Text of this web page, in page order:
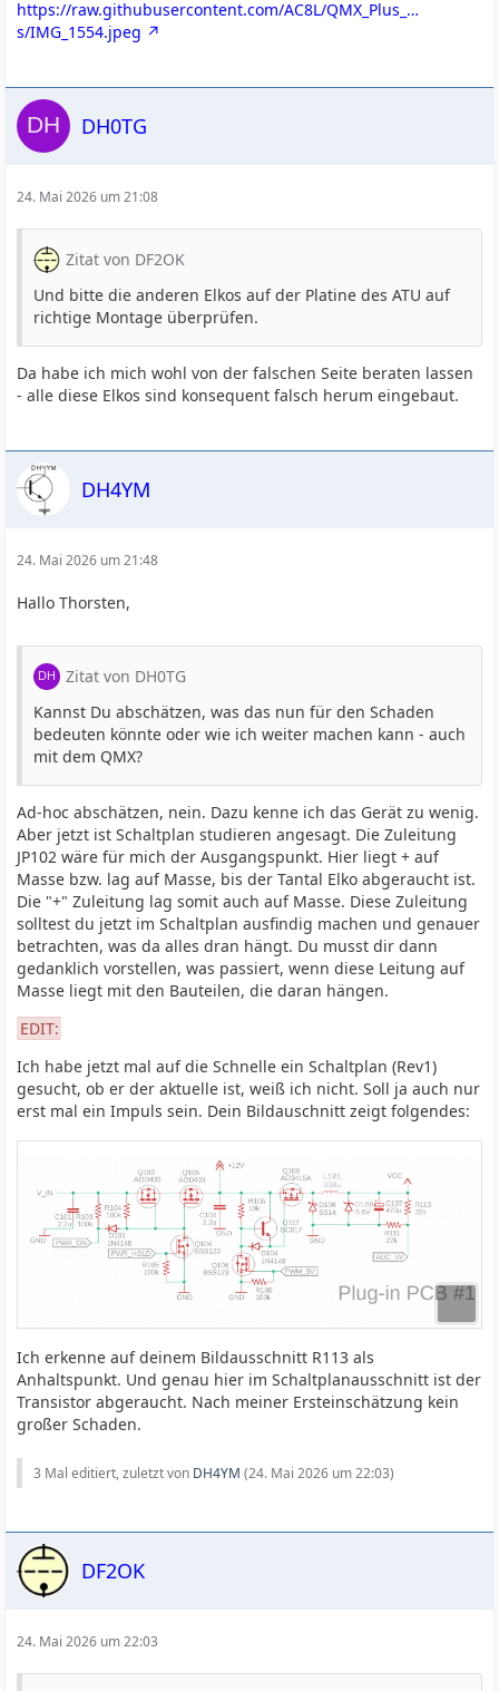
https://raw.githubusercontent.com/AC8L/QMX_Plus_…
s/IMG_1554.jpeg
DH0TG
24. Mai 2026 um 21:08
Zitat von DF2OK
Und bitte die anderen Elkos auf der Platine des ATU auf
richtige Montage überprüfen.
Da habe ich mich wohl von der falschen Seite beraten lassen
- alle diese Elkos sind konsequent falsch herum eingebaut.
DH4YM
24. Mai 2026 um 21:48
Hallo Thorsten,
Zitat von DH0TG
Kannst Du abschätzen, was das nun für den Schaden
bedeuten könnte oder wie ich weiter machen kann - auch
mit dem QMX?
Ad-hoc abschätzen, nein. Dazu kenne ich das Gerät zu wenig.
Aber jetzt ist Schaltplan studieren angesagt. Die Zuleitung
JP102 wäre für mich der Ausgangspunkt. Hier liegt + auf
Masse bzw. lag auf Masse, bis der Tantal Elko abgeraucht ist.
Die "+" Zuleitung lag somit auch auf Masse. Diese Zuleitung
solltest du jetzt im Schaltplan ausfindig machen und genauer
betrachten, was da alles dran hängt. Du musst dir dann
gedanklich vorstellen, was passiert, wenn diese Leitung auf
Masse liegt mit den Bauteilen, die daran hängen.
EDIT:
Ich habe jetzt mal auf die Schnelle ein Schaltplan (Rev1)
gesucht, ob er der aktuelle ist, weiß ich nicht. Soll ja auch nur
erst mal ein Impuls sein. Dein Bildauschnitt zeigt folgendes:
Ich erkenne auf deinem Bildausschnitt R113 als
Anhaltspunkt. Und genau hier im Schaltplanausschnitt ist der
Transistor abgeraucht. Nach meiner Ersteinschätzung kein
großer Schaden.
3 Mal editiert, zuletzt von DH4YM (24. Mai 2026 um 22:03)
DF2OK
24. Mai 2026 um 22:03